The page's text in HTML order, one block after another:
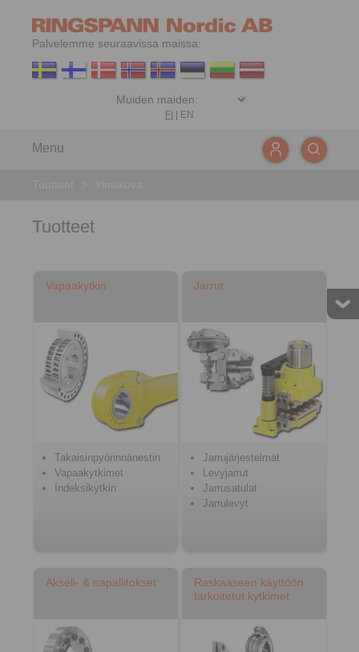
Palvelemme seuraavissa maissa:
FI EN
Menu
Tuotteet
Vapaakytkin
Takaisinpyörinnänestin
Vapaakytkimet
Indeksikytkin
Jarrut
Jarrujärjestelmät
Levyjarrut
Jarrusatulat
Jarrulevyt
Akseli- & napaliitokset
Raskaaseen käyttöön
tarkoitetut kytkimet